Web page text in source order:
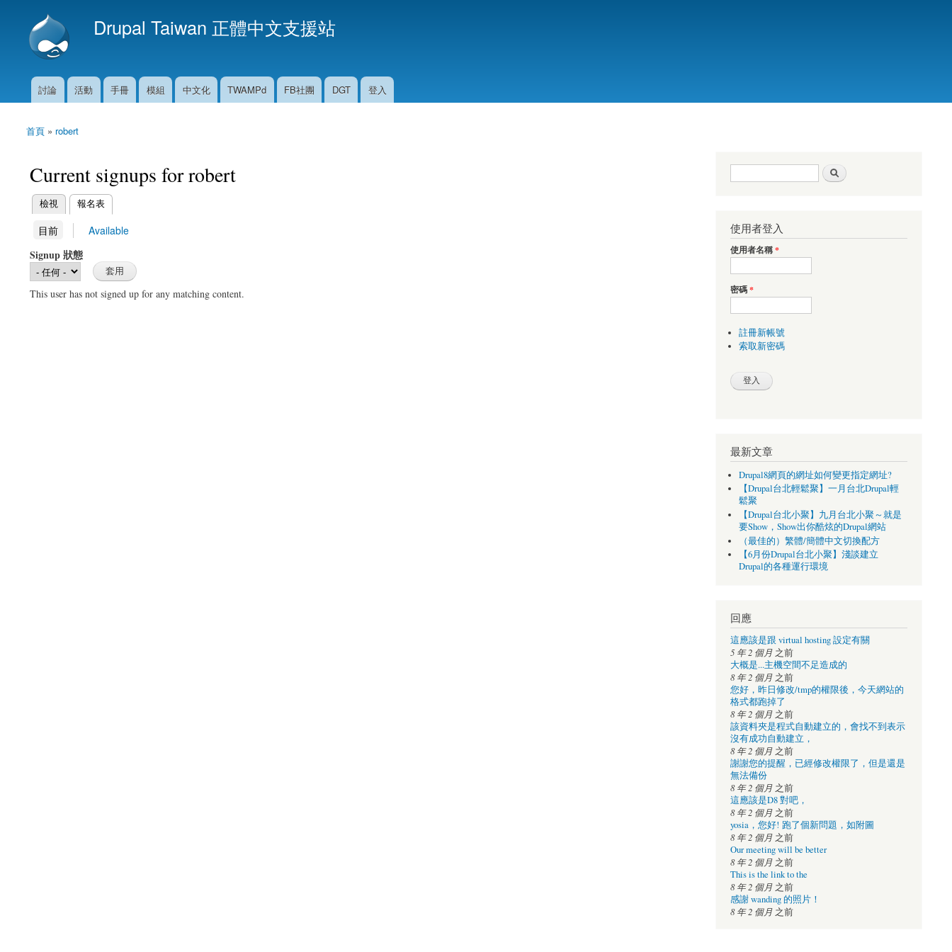
Drupal Taiwan 正體中文支援站
主選單
討論 活動 手冊 模組 中文化 TWAMPd FB社團 DGT 登入
您在這裡
首頁 » robert
Current signups for robert
主要索引標籤
檢視 報名表
(作用中頁籤)
次要索引標籤
目前
(作用中頁籤) Available
Signup 狀態
This user has not signed up for any matching content.
搜尋表單
使用者登入
使用者名稱*
密碼*
註冊新帳號
索取新密碼
最新文章
Drupal8網頁的網址如何變更指定網址?
【Drupal台北輕鬆聚】一月台北Drupal輕
鬆聚
【Drupal台北小聚】九月台北小聚～就是
要Show，Show出你酷炫的Drupal網站
（最佳的）繁體/簡體中文切換配方
【6月份Drupal台北小聚】淺談建立
Drupal的各種運行環境
回應
這應該是跟 virtual hosting 設定有關
5 年 2 個月之前
大概是...主機空間不足造成的
8 年 2 個月之前
您好，昨日修改/tmp的權限後，今天網站的
格式都跑掉了
8 年 2 個月之前
該資料夾是程式自動建立的，會找不到表示
沒有成功自動建立，
8 年 2 個月之前
謝謝您的提醒，已經修改權限了，但是還是
無法備份
8 年 2 個月之前
這應該是D8 對吧，
8 年 2 個月之前
yosia，您好! 跑了個新問題，如附圖
8 年 2 個月之前
Our meeting will be better
8 年 2 個月之前
This is the link to the
8 年 2 個月之前
感謝 wanding 的照片！
8 年 2 個月之前